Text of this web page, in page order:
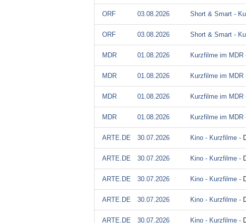
ORF 03.08.2026 Short & Smart -
ORF 03.08.2026 Short & Smart -
MDR 01.08.2026 Kurzfilme im MDR
MDR 01.08.2026 Kurzfilme im MDR
MDR 01.08.2026 Kurzfilme im MDR
MDR 01.08.2026 Kurzfilme im MDR
ARTE.DE 30.07.2026 Kino - Kurzfilme -
ARTE.DE 30.07.2026 Kino - Kurzfilme -
ARTE.DE 30.07.2026 Kino - Kurzfilme -
ARTE.DE 30.07.2026 Kino - Kurzfilme -
ARTE.DE 30.07.2026 Kino - Kurzfilme -